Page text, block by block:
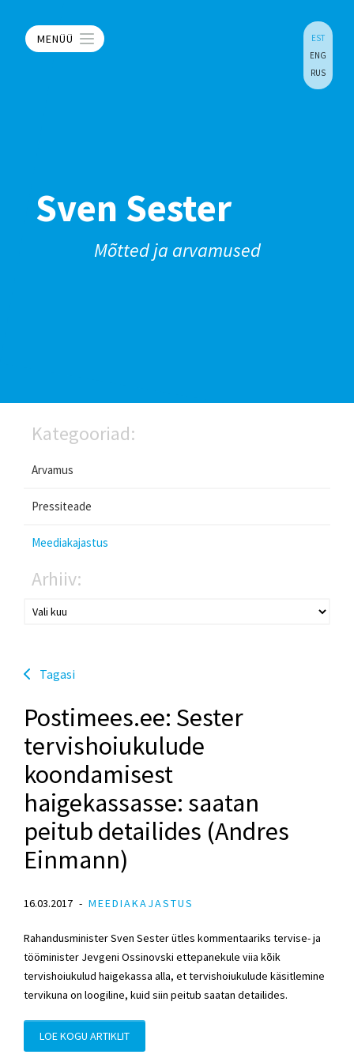
MENÜÜ
EST
ENG
RUS
Sven Sester
Mõtted ja arvamused
Kategooriad:
Arvamus
Pressiteade
Meediakajastus
Arhiiv:
Tagasi
Postimees.ee: Sester
tervishoiukulude
koondamisest
haigekassasse: saatan
peitub detailides (Andres
Einmann)
16.03.2017 MEEDIAKAJASTUS
Rahandusminister Sven Sester ütles kommentaariks tervise- ja
tööminister Jevgeni Ossinovski ettepanekule viia kõik
tervishoiukulud haigekassa alla, et tervishoiukulude käsitlemine
tervikuna on loogiline, kuid siin peitub saatan detailides.
LOE KOGU ARTIKLIT